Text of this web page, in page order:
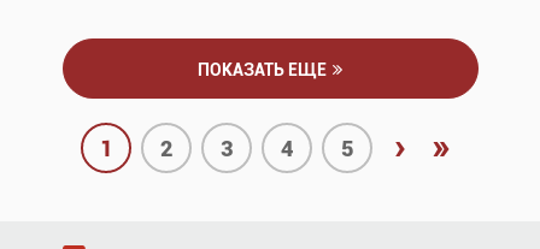
ПОКАЗАТЬ ЕЩЕ
1 2 3 4 5 › »